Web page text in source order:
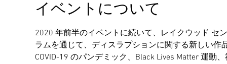
イベントについて
2020 年前半のイベントに続いて、レイクウッド セ
ラムを通じて、ディスラプションに関する新しい
COVID-19 のパンデミック、Black Lives Matter 運